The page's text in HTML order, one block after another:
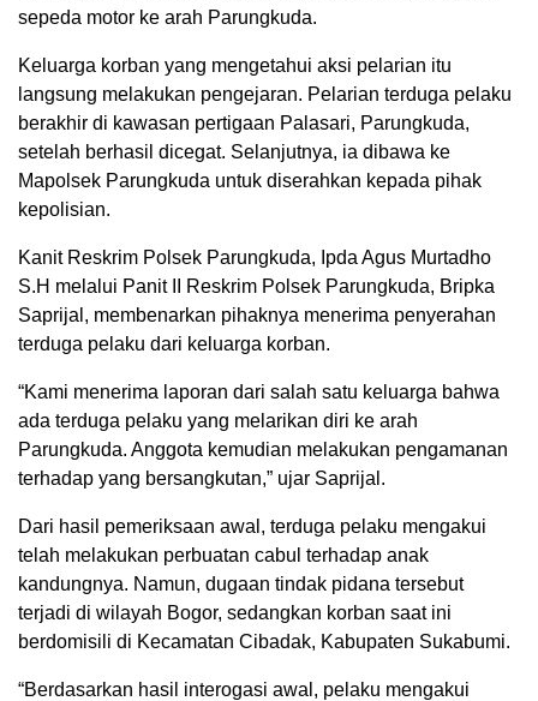
sepeda motor ke arah Parungkuda.
Keluarga korban yang mengetahui aksi pelarian itu
langsung melakukan pengejaran. Pelarian terduga pelaku
berakhir di kawasan pertigaan Palasari, Parungkuda,
setelah berhasil dicegat. Selanjutnya, ia dibawa ke
Mapolsek Parungkuda untuk diserahkan kepada pihak
kepolisian.
Kanit Reskrim Polsek Parungkuda, Ipda Agus Murtadho
S.H melalui Panit II Reskrim Polsek Parungkuda, Bripka
Saprijal, membenarkan pihaknya menerima penyerahan
terduga pelaku dari keluarga korban.
“Kami menerima laporan dari salah satu keluarga bahwa
ada terduga pelaku yang melarikan diri ke arah
Parungkuda. Anggota kemudian melakukan pengamanan
terhadap yang bersangkutan,” ujar Saprijal.
Dari hasil pemeriksaan awal, terduga pelaku mengakui
telah melakukan perbuatan cabul terhadap anak
kandungnya. Namun, dugaan tindak pidana tersebut
terjadi di wilayah Bogor, sedangkan korban saat ini
berdomisili di Kecamatan Cibadak, Kabupaten Sukabumi.
“Berdasarkan hasil interogasi awal, pelaku mengakui